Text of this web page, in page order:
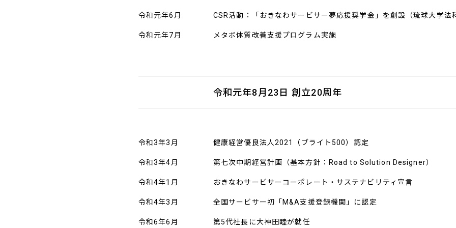
令和元年6月 CSR活動：「おきなわサービサー夢応援奨学金」を創設（琉球大学法
令和元年7月 メタボ体質改善支援プログラム実施
令和元年8月23日 創立20周年
令和3年3月 健康経営優良法人2021（ブライト500）認定
令和3年4月 第七次中期経営計画（基本方針：Road to Solution Designer）
令和4年1月 おきなわサービサーコーポレート・サステナビリティ宣言
令和4年3月 全国サービサー初「M&A支援登録機関」に認定
令和6年6月 第5代社長に大神田睦が就任